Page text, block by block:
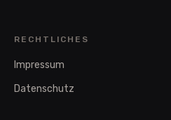
RECHTLICHES
Impressum
Datenschutz